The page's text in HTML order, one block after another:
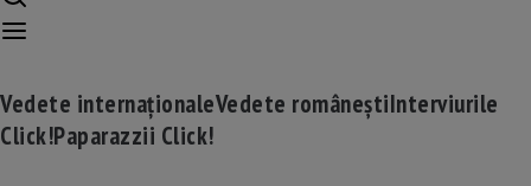
Vedete internaționaleVedete româneștiInterviurile
Click!Paparazzii Click!